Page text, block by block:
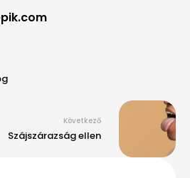
Következő
Szájszárazság ellen